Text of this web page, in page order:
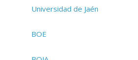
Universidad de Jaén
BOE